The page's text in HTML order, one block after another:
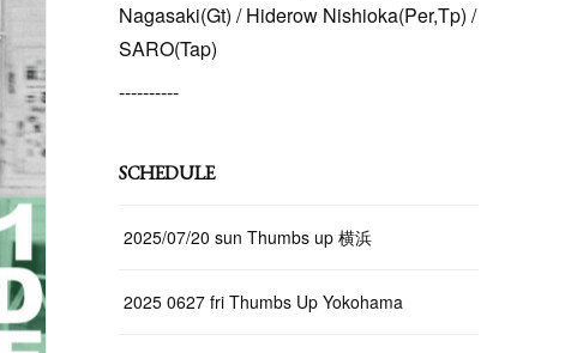
Nagasaki(Gt) / Hiderow Nishioka(Per,Tp) /
SARO(Tap)
----------
SCHEDULE
2025/07/20 sun Thumbs up 横浜
2025 0627 fri Thumbs Up Yokohama